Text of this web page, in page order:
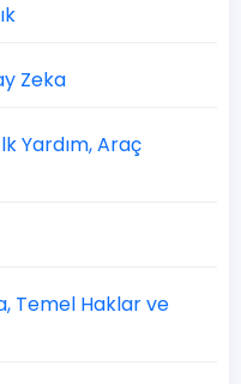
Zeka
Yardım, Araç
Temel Haklar ve